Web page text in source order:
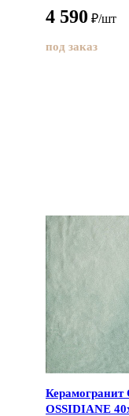
4 590 ₽/шт
под заказ
OSSIDIANE